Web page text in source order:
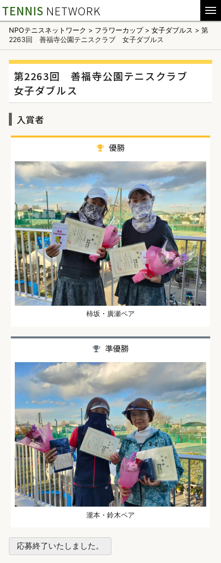
TENNIS NETWORK
NPOテニスネットワーク > フラワーカップ> 女子ダブルス > 第
2263回 善福寺公園テニスクラブ 女子ダブルス
第2263回 善福寺公園テニスクラブ
女子ダブルス
入賞者
優勝
柿坂・廣瀬ペア
準優勝
瀧本・鈴木ペア
応募終了いたしました。